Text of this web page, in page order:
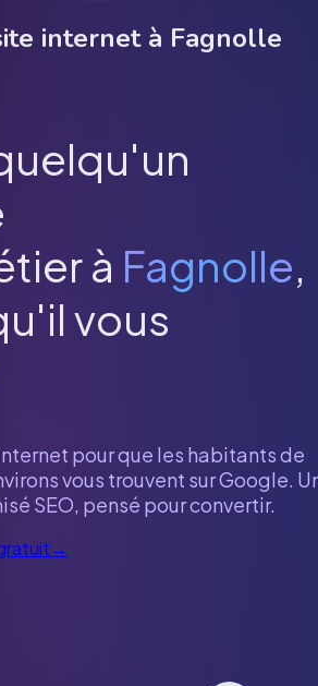
internet à Fagnolle
à Fagnolle,
vous
pour que les habitants de
vous trouvent sur Google.
SEO, pensé pour convertir.
→